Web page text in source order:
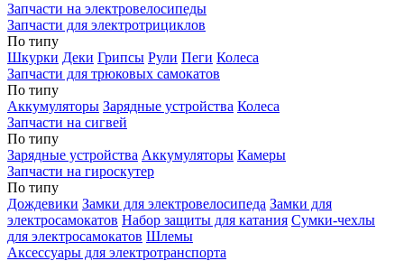
Запчасти на электровелосипеды
Запчасти для электротрициклов
По типу
Шкурки Деки Грипсы Рули Пеги Колеса
Запчасти для трюковых самокатов
По типу
Аккумуляторы Зарядные устройства Колеса
Запчасти на сигвей
По типу
Зарядные устройства Аккумуляторы Камеры
Запчасти на гироскутер
По типу
Дождевики Замки для электровелосипеда Замки для
электросамокатов Набор защиты для катания Сумки-чехлы
для электросамокатов Шлемы
Аксессуары для электротранспорта